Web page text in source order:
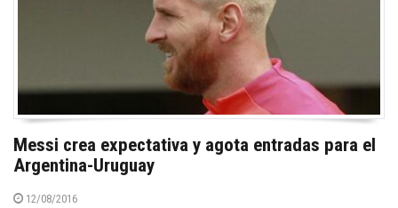
Messi crea expectativa y agota entradas para el
Argentina-Uruguay
12/08/2016